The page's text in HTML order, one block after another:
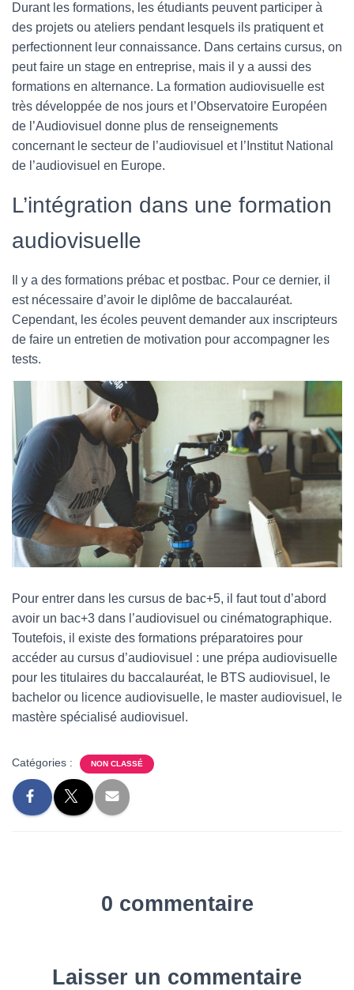
Durant les formations, les étudiants peuvent participer à
des projets ou ateliers pendant lesquels ils pratiquent et
perfectionnent leur connaissance. Dans certains cursus, on
peut faire un stage en entreprise, mais il y a aussi des
formations en alternance. La formation audiovisuelle est
très développée de nos jours et l’Observatoire Européen
de l’Audiovisuel donne plus de renseignements
concernant le secteur de l’audiovisuel et l’Institut National
de l’audiovisuel en Europe.
L’intégration dans une formation
audiovisuelle
Il y a des formations prébac et postbac. Pour ce dernier, il
est nécessaire d’avoir le diplôme de baccalauréat.
Cependant, les écoles peuvent demander aux inscripteurs
de faire un entretien de motivation pour accompagner les
tests.
Pour entrer dans les cursus de bac+5, il faut tout d’abord
avoir un bac+3 dans l’audiovisuel ou cinématographique.
Toutefois, il existe des formations préparatoires pour
accéder au cursus d’audiovisuel : une prépa audiovisuelle
pour les titulaires du baccalauréat, le BTS audiovisuel, le
bachelor ou licence audiovisuelle, le master audiovisuel, le
mastère spécialisé audiovisuel.
Catégories : NON CLASSÉ
0 commentaire
Laisser un commentaire